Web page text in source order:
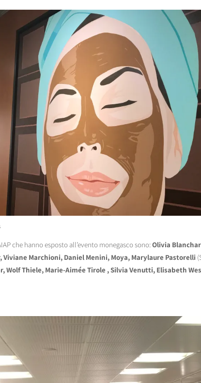
che hanno esposto all’evento monegasco sono:Olivia
Viviane Marchioni, Daniel Menini, Moya, Marylaure Pastorelli
Wolf Thiele, Marie-Aimée Tirole , Silvia Venutti, Elisabeth